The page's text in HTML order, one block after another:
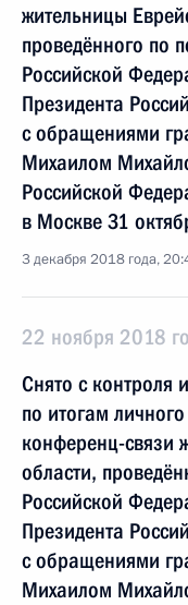
жительницы
проведённого по
Российской
Президента
с обращениями
Михаилом
Российской
в Москве 31
3 декабря 2018 года,
22 ноября 2018
Снято с контроля
по итогам
конференц-связи
области,
Российской
Президента
с обращениями
Михаилом